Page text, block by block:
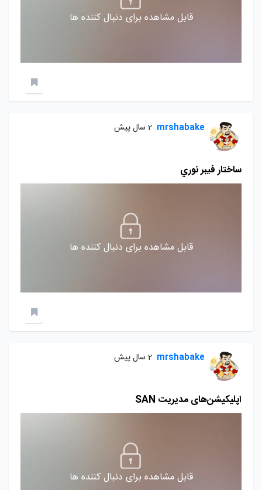
قابل مشاهده برای دنبال کننده ها
mrshabake 2 سال پیش
ساختار فيبر نوري
قابل مشاهده برای دنبال کننده ها
mrshabake 2 سال پیش
اپلیکیشن‌های مدیریت SAN
قابل مشاهده برای دنبال کننده ها